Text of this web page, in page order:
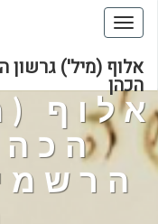
Toggle
navigation
אלוף (מיל') גרשון
הכהן
אלוף